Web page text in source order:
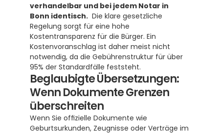
verhandelbar und bei jedem Notar in
Bonn identisch.
  Die klare gesetzliche
Regelung sorgt für eine hohe
Kostentransparenz für die Bürger. Ein
Kostenvoranschlag ist daher meist nicht
notwendig, da die Gebührenstruktur für über
95% der Standardfälle feststeht.
Beglaubigte Übersetzungen:
Wenn Dokumente Grenzen
überschreiten
Wenn Sie offizielle Dokumente wie
Geburtsurkunden, Zeugnisse oder Verträge im